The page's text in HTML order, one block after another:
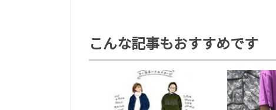
こんな記事もおすすめです